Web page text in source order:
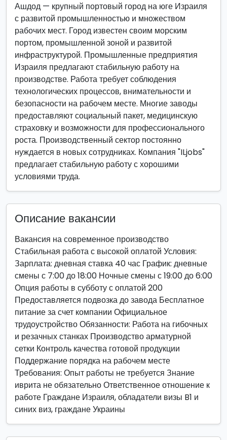
Ашдод — крупный портовый город на юге Израиля
с развитой промышленностью и множеством
рабочих мест. Город известен своим морским
портом, промышленной зоной и развитой
инфраструктурой. Промышленные предприятия
Израиля предлагают стабильную работу на
производстве. Работа требует соблюдения
технологических процессов, внимательности и
безопасности на рабочем месте. Многие заводы
предоставляют социальный пакет, медицинскую
страховку и возможности для профессионального
роста. Производственный сектор постоянно
нуждается в новых сотрудниках. Компания "ILjobs"
предлагает стабильную работу с хорошими
условиями труда.
Описание вакансии
Вакансия на современное производство
Стабильная работа с высокой оплатой Условия:
Зарплата: дневная ставка 40 час График: дневные
смены с 7:00 до 18:00 Ночные смены с 19:00 до 6:00
Опция работы в субботу с оплатой 200
Предоставляется подвозка до завода Бесплатное
питание за счет компании Официальное
трудоустройство Обязанности: Работа на гибочных
и резачных станках Производство арматурной
сетки Контроль качества готовой продукции
Поддержание порядка на рабочем месте
Требования: Опыт работы не требуется Знание
иврита не обязательно Ответственное отношение к
работе Граждане Израиля, обладатели визы B1 и
синих виз, граждане Украины